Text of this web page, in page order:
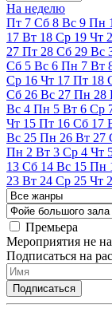
На неделю
Пт 7 Сб 8 Вс 9 Пн
17 Вт 18 Ср 19 Чт
27 Пт 28 Сб 29 Вс
Сб 5 Вс 6 Пн 7 Вт
Ср 16 Чт 17 Пт 18
Сб 26 Вс 27 Пн 28
Вс 4 Пн 5 Вт 6 Ср
Чт 15 Пт 16 Сб 17
Вс 25 Пн 26 Вт 27
Пн 2 Вт 3 Ср 4 Чт
13 Сб 14 Вс 15 Пн
23 Вт 24 Ср 25 Чт
Премьера
Мероприятия не
Подписаться на